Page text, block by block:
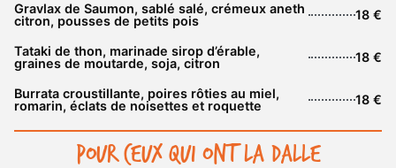
Gravlax de Saumon, sablé salé, crémeux aneth
citron, pousses de petits pois
18 €
Tataki de thon, marinade sirop d’érable,
graines de moutarde, soja, citron
18 €
Burrata croustillante, poires rôties au miel,
romarin, éclats de noisettes et roquette
18 €
Pour ceux qui ont la dalle